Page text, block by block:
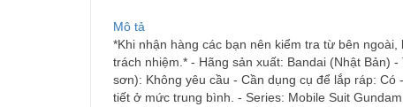
Mô tả
*Khi nhận hàng các bạn nên kiểm tra từ bên
trách nhiệm.* - Hãng sản xuất: Bandai (Nhật Bản)
sơn): Không yêu cầu - Cần dụng cụ để lắp ráp:
tiết ở mức trung bình. - Series: Mobile Suit